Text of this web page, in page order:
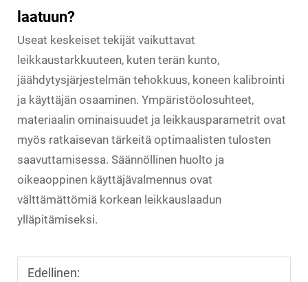
laatuun?
Useat keskeiset tekijät vaikuttavat
leikkaustarkkuuteen, kuten terän kunto,
jäähdytysjärjestelmän tehokkuus, koneen kalibrointi
ja käyttäjän osaaminen. Ympäristöolosuhteet,
materiaalin ominaisuudet ja leikkausparametrit ovat
myös ratkaisevan tärkeitä optimaalisten tulosten
saavuttamisessa. Säännöllinen huolto ja
oikeaoppinen käyttäjävalmennus ovat
välttämättömiä korkean leikkauslaadun
ylläpitämiseksi.
Edellinen: